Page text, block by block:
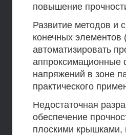
повышение
Развитие методов и
конечных
автоматизировать
аппроксимационные
напряжений в зоне
практического
Недостаточная
обеспечение
плоскими крышками,